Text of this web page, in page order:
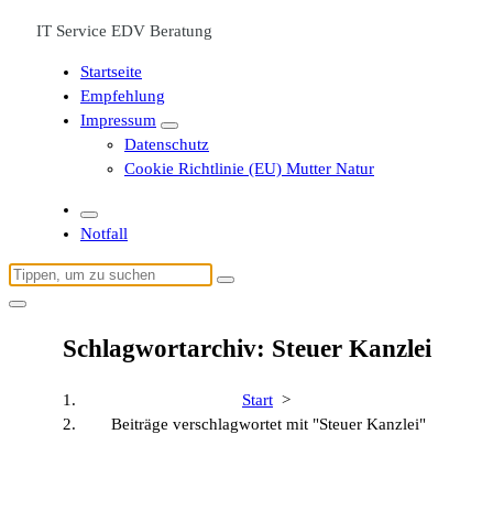
IT Service EDV Beratung
Startseite
Empfehlung
Impressum
Datenschutz
Cookie Richtlinie (EU) Mutter Natur
Notfall
Suchen
nach:
Schlagwortarchiv: Steuer Kanzlei
Start >
Beiträge verschlagwortet mit "Steuer Kanzlei"